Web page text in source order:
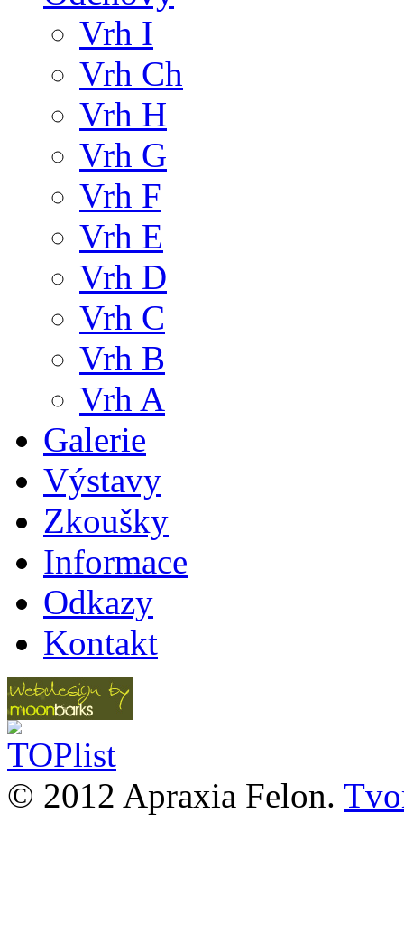
Vrh I
Vrh Ch
Vrh H
Vrh G
Vrh F
Vrh E
Vrh D
Vrh C
Vrh B
Vrh A
Galerie
Výstavy
Zkoušky
Informace
Odkazy
Kontakt
© 2012 Apraxia Felon.